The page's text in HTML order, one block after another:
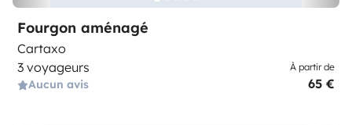
Fourgon aménagé
Cartaxo
3 voyageurs
Aucun avis
À partir de
65 €